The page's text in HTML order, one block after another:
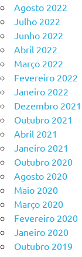
Agosto 2022
Julho 2022
Junho 2022
Abril 2022
Março 2022
Fevereiro 2022
Janeiro 2022
Dezembro 2021
Outubro 2021
Abril 2021
Janeiro 2021
Outubro 2020
Agosto 2020
Maio 2020
Março 2020
Fevereiro 2020
Janeiro 2020
Outubro 2019